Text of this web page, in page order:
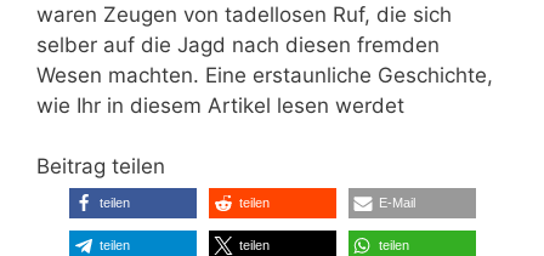
waren Zeugen von tadellosen Ruf, die sich
selber auf die Jagd nach diesen fremden
Wesen machten. Eine erstaunliche Geschichte,
wie Ihr in diesem Artikel lesen werdet
Beitrag teilen
teilen teilen E-Mail
teilen teilen teilen